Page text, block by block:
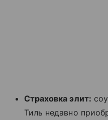
Страховка элит:
Тиль недавно